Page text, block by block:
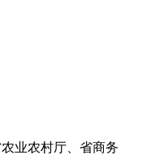
业农村厅、省商务